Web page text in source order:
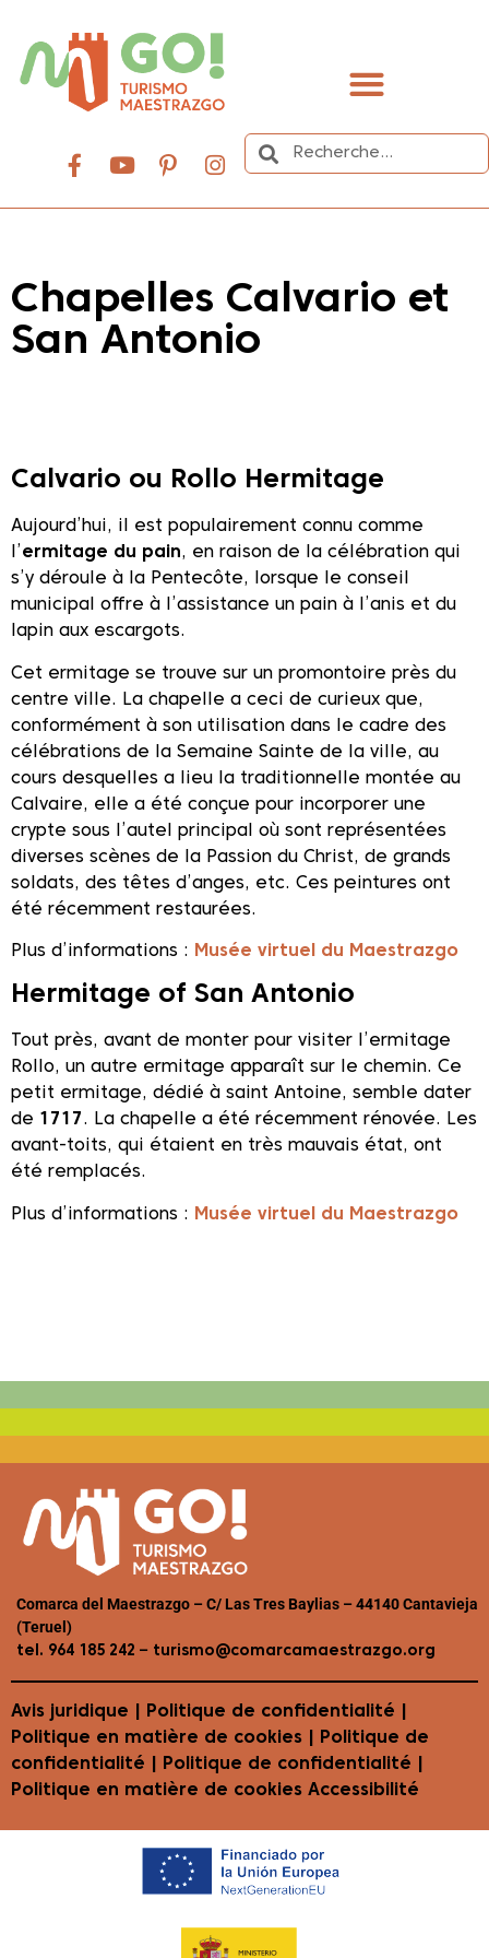
Chapelles Calvario et
San Antonio
Calvario ou Rollo Hermitage
Aujourd’hui, il est populairement connu comme
ermitage du pain, en raison de la célébration qui
s’y déroule à la Pentecôte, lorsque le conseil
municipal offre à l’assistance un pain à l’anis et du
lapin aux escargots.
Cet ermitage se trouve sur un promontoire près du
centre ville. La chapelle a ceci de curieux que,
conformément à son utilisation dans le cadre des
célébrations de la Semaine Sainte de la ville, au
cours desquelles a lieu la traditionnelle montée au
Calvaire, elle a été conçue pour incorporer une
crypte sous l’autel principal où sont représentées
diverses scènes de la Passion du Christ, de grands
soldats, des têtes d’anges, etc. Ces peintures ont
été récemment restaurées.
Plus d’informations : Musée virtuel du Maestrazgo
Hermitage of San Antonio
Tout près, avant de monter pour visiter l’ermitage
Rollo, un autre ermitage apparaît sur le chemin. Ce
petit ermitage, dédié à saint Antoine, semble dater
de 1717 . La chapelle a été récemment rénovée. Les
avant-toits, qui étaient en très mauvais état, ont
été remplacés.
Plus d’informations : Musée virtuel du Maestrazgo
Comarca del Maestrazgo – C/ Las Tres Baylias – 44140 Cantavieja
(Teruel)
tel. 964 185 242 – turismo@comarcamaestrazgo.org
Avis juridique Politique de confidentialité
Politique en matière de cookies | Politique de
confidentialité | Politique de confidentialité |
Politique en matière de cookies Accessibilité